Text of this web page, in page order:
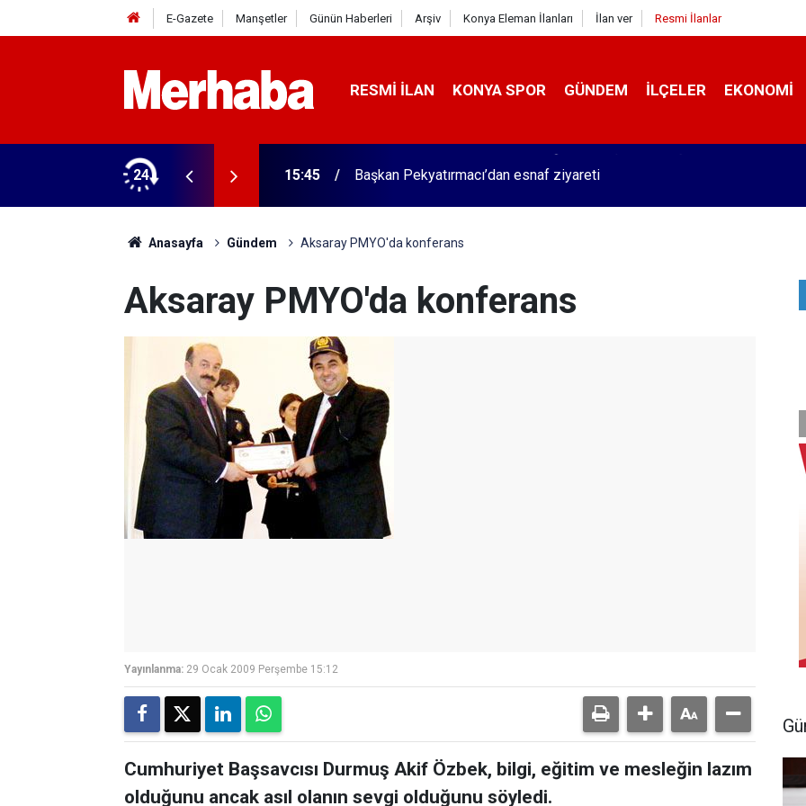
E-Gazete Manşetler Günün Haberleri Arşiv Konya Eleman İlanları İlan ver Resmi İlanlar
RESMI İLAN KONYA SPOR GÜNDEM İLÇELER EKONOMI
24
Kampüsü'ne ziyaret 15:45 Başkan Pekyatırmacı’dan esnaf ziyareti
Anasayfa Gündem Aksaray PMYO'da konferans
Aksaray PMYO'da konferans
Yayınlanma: 29 Ocak 2009 Perşembe 15:12
Cumhuriyet Başsavcısı Durmuş Akif Özbek, bilgi, eğitim ve mesleğin lazım
olduğunu ancak asıl olanın sevgi olduğunu söyledi.